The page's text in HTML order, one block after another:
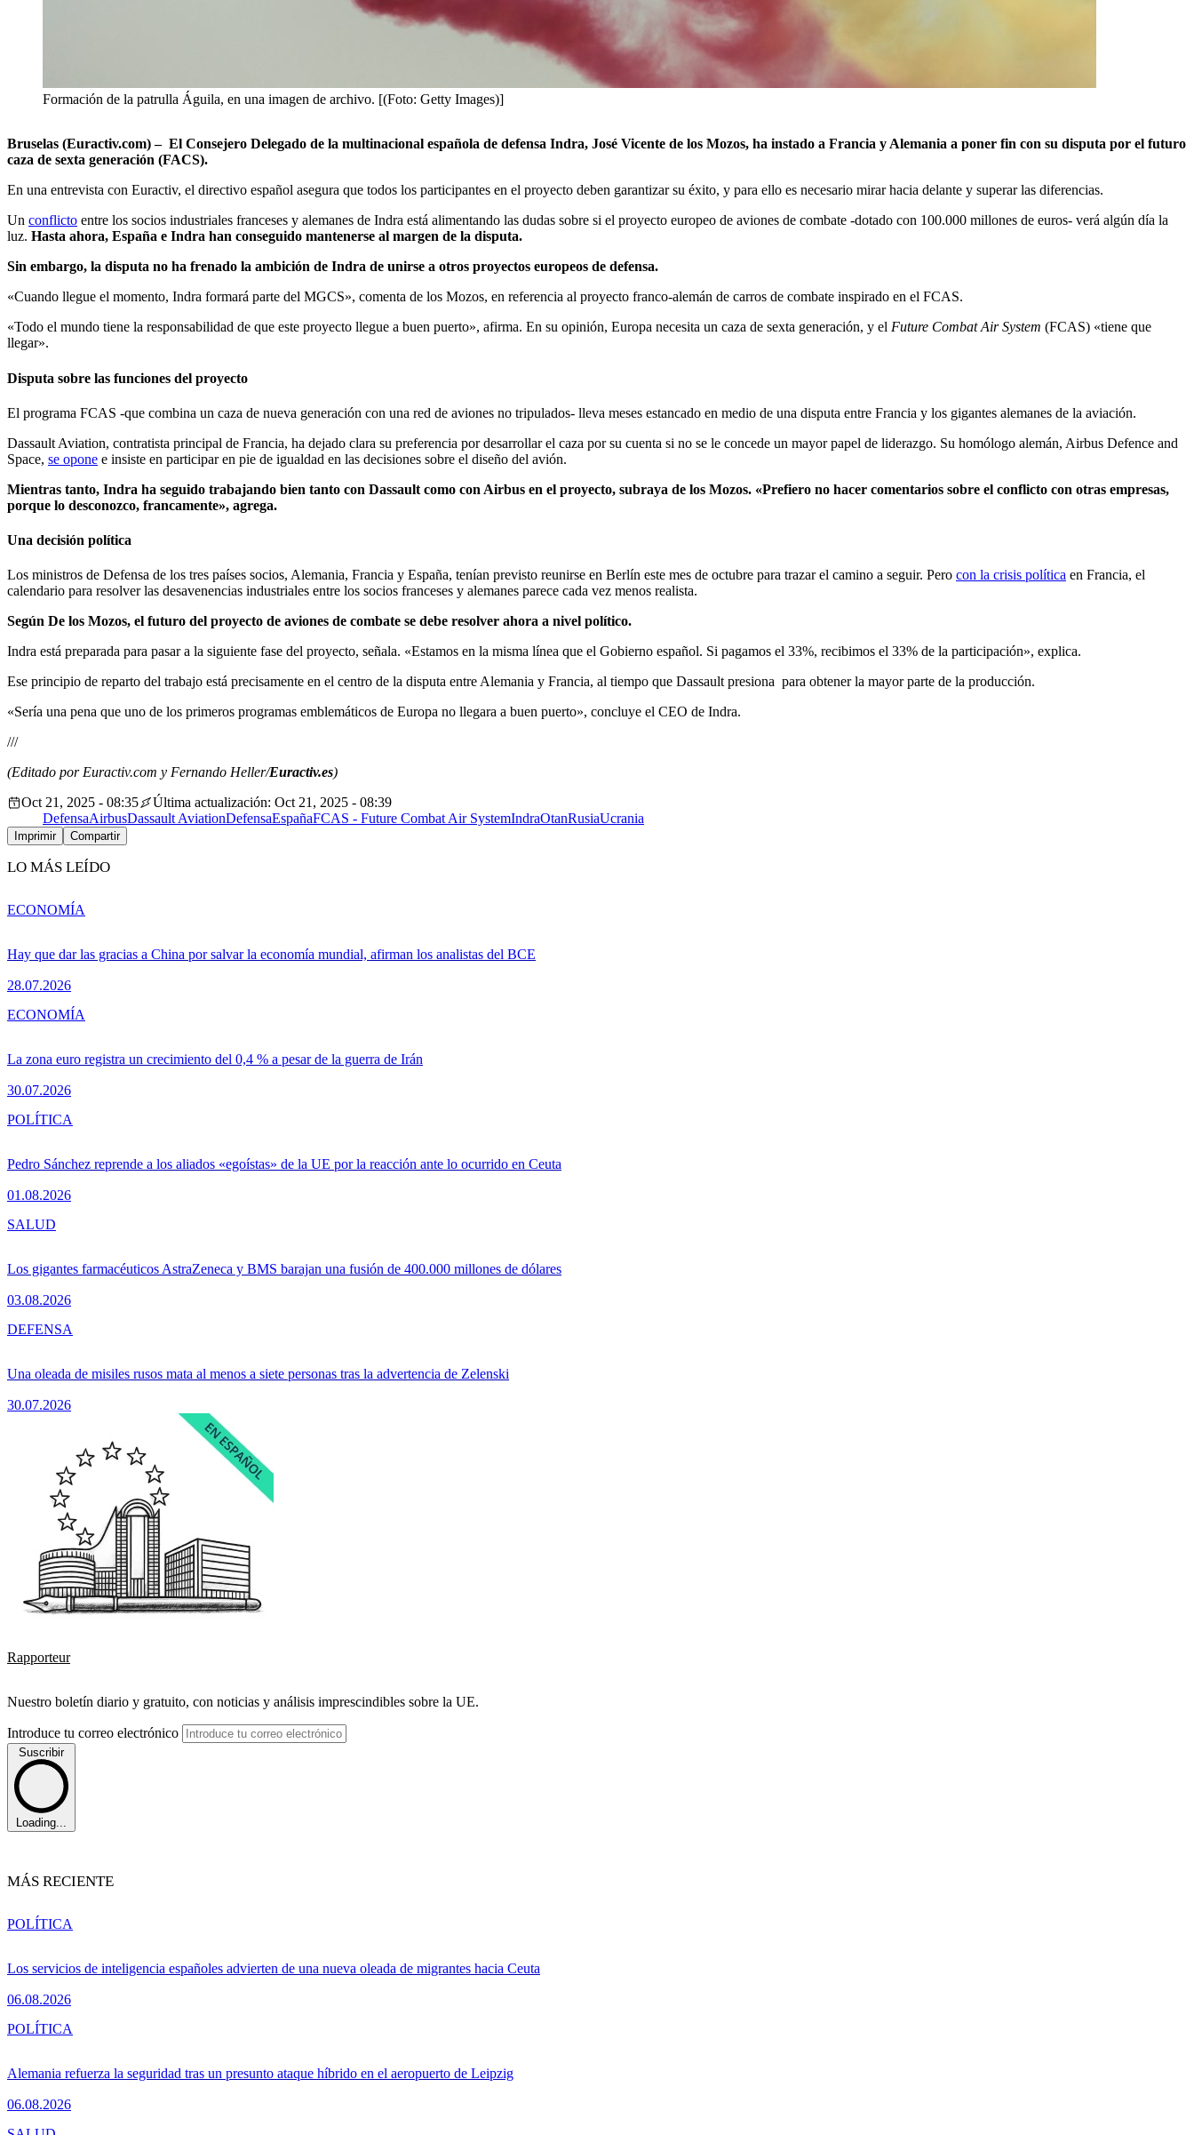
Formación de la patrulla Águila, en una imagen de archivo. [(Foto: Getty Images)]
Bruselas (Euractiv.com) – El Consejero Delegado de la multinacional española de defensa Indra, José Vicente de los Mozos, ha instado a Francia y Alemania a poner fin con su disputa por el futuro
caza de sexta generación (FACS).
En una entrevista con Euractiv, el directivo español asegura que todos los participantes en el proyecto deben garantizar su éxito, y para ello es necesario mirar hacia delante y superar las diferencias.
Un conflicto entre los socios industriales franceses y alemanes de Indra está alimentando las dudas sobre si el proyecto europeo de aviones de combate -dotado con 100.000 millones de euros- verá algún día la
luz. Hasta ahora, España e Indra han conseguido mantenerse al margen de la disputa.
Sin embargo, la disputa no ha frenado la ambición de Indra de unirse a otros proyectos europeos de defensa.
«Cuando llegue el momento, Indra formará parte del MGCS», comenta de los Mozos, en referencia al proyecto franco-alemán de carros de combate inspirado en el FCAS.
«Todo el mundo tiene la responsabilidad de que este proyecto llegue a buen puerto», afirma. En su opinión, Europa necesita un caza de sexta generación, y el Future Combat Air System (FCAS) «tiene que
llegar».
Disputa sobre las funciones del proyecto
El programa FCAS -que combina un caza de nueva generación con una red de aviones no tripulados- lleva meses estancado en medio de una disputa entre Francia y los gigantes alemanes de la aviación.
Dassault Aviation, contratista principal de Francia, ha dejado clara su preferencia por desarrollar el caza por su cuenta si no se le concede un mayor papel de liderazgo. Su homólogo alemán, Airbus Defence and
Space, se opone e insiste en participar en pie de igualdad en las decisiones sobre el diseño del avión.
Mientras tanto, Indra ha seguido trabajando bien tanto con Dassault como con Airbus en el proyecto, subraya de los Mozos. «Prefiero no hacer comentarios sobre el conflicto con otras empresas,
porque lo desconozco, francamente», agrega.
Una decisión política
Los ministros de Defensa de los tres países socios, Alemania, Francia y España, tenían previsto reunirse en Berlín este mes de octubre para trazar el camino a seguir. Pero con la crisis política en Francia, el
calendario para resolver las desavenencias industriales entre los socios franceses y alemanes parece cada vez menos realista.
Según De los Mozos, el futuro del proyecto de aviones de combate se debe resolver ahora a nivel político.
Indra está preparada para pasar a la siguiente fase del proyecto, señala. «Estamos en la misma línea que el Gobierno español. Si pagamos el 33%, recibimos el 33% de la participación», explica.
Ese principio de reparto del trabajo está precisamente en el centro de la disputa entre Alemania y Francia, al tiempo que Dassault presiona para obtener la mayor parte de la producción.
«Sería una pena que uno de los primeros programas emblemáticos de Europa no llegara a buen puerto», concluye el CEO de Indra.
///
(Editado por Euractiv.com y Fernando Heller/Euractiv.es)
Oct 21, 2025 - 08:35
Última actualización: Oct 21, 2025 - 08:39
DefensaAirbusDassault AviationDefensaEspañaFCAS - Future Combat Air SystemIndraOtanRusiaUcrania
Imprimir Compartir
LO MÁS LEÍDO
Hay que dar las gracias a China por salvar la economía mundial, afirman los analistas del BCE
28.07.2026
ECONOMÍA
La zona euro registra un crecimiento del 0,4 % a pesar de la guerra de Irán
30.07.2026
ECONOMÍA
Pedro Sánchez reprende a los aliados «egoístas» de la UE por la reacción ante lo ocurrido en Ceuta
01.08.2026
POLÍTICA
Los gigantes farmacéuticos AstraZeneca y BMS barajan una fusión de 400.000 millones de dólares
03.08.2026
SALUD
Una oleada de misiles rusos mata al menos a siete personas tras la advertencia de Zelenski
30.07.2026
DEFENSA
Rapporteur
Nuestro boletín diario y gratuito, con noticias y análisis imprescindibles sobre la UE.
Introduce tu correo electrónico
Suscribir
Loading...
MÁS RECIENTE
Los servicios de inteligencia españoles advierten de una nueva oleada de migrantes hacia Ceuta
06.08.2026
POLÍTICA
Alemania refuerza la seguridad tras un presunto ataque híbrido en el aeropuerto de Leipzig
06.08.2026
POLÍTICA